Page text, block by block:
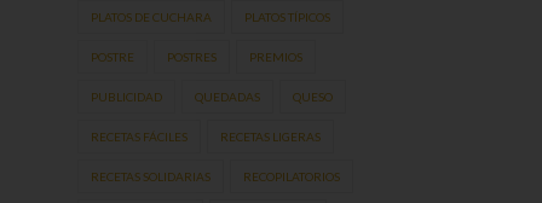
PLATOS DE CUCHARA PLATOS TÍPICOS
POSTRE POSTRES PREMIOS
PUBLICIDAD QUEDADAS QUESO
RECETAS FÁCILES RECETAS LIGERAS
RECETAS SOLIDARIAS RECOPILATORIOS